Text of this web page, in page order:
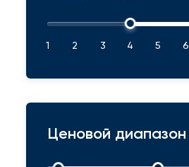
1 2 3 4 5 6
Ценовой диапазон